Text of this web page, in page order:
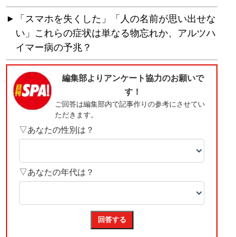
「スマホを失くした」「人の名前が思い出せな
い」これらの症状は単なる物忘れか、アルツハ
イマー病の予兆？